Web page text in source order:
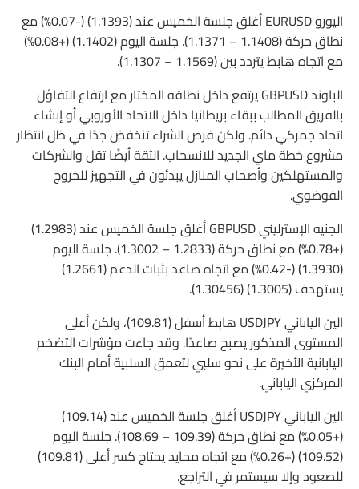
اليورو EURUSD أغلق جلسة الخميس عند (1.1393) (-0.07%) مع
نطاق حركة (1.1408 – 1.1371). جلسة اليوم (1.1402) (+0.08%)
مع اتجاه هابط يتردد بين (1.1569 – 1.1307).
الباوند GBPUSD يرتفع داخل نطاقه المختار مع ارتفاع التفاؤل
بالفريق المطالب ببقاء بريطانيا داخل الاتحاد الأوروبي أو إنشاء
اتحاد جمركي دائم. ولكن فرص الشراء تنخفض جدًا في ظل انتظار
مشروع خطة ماي الجديد للانسحاب. الثقة أيضًا تقل والشركات
والمستهلكين وأصحاب المنازل يبدئون في التجهيز للخروج
الفوضوي.
الجنيه الإسترليني GBPUSD أغلق جلسة الخميس عند (1.2983)
(+0.78%) مع نطاق حركة (1.2833 – 1.3002). جلسة اليوم
(1.3930) (-0.42%) مع اتجاه صاعد بثبات الدعم (1.2661)
يستهدف (1.3005) (1.30456).
الين الياباني USDJPY هابط أسفل (109.81)، ولكن أعلى
المستوى المذكور يصبح صاعدًا. وقد جاءت مؤشرات التضخم
اليابانية الأخيرة على نحو سلبي لتعمق السلبية أمام البنك
المركزي الياباني.
الين الياباني USDJPY أغلق جلسة الخميس عند (109.14)
(+0.05%) مع نطاق حركة (109.39 – 108.69). جلسة اليوم
(109.52) (+0.26%) مع اتجاه محايد يحتاج كسر أعلى (109.81)
للصعود وإلا سيستمر في التراجع.